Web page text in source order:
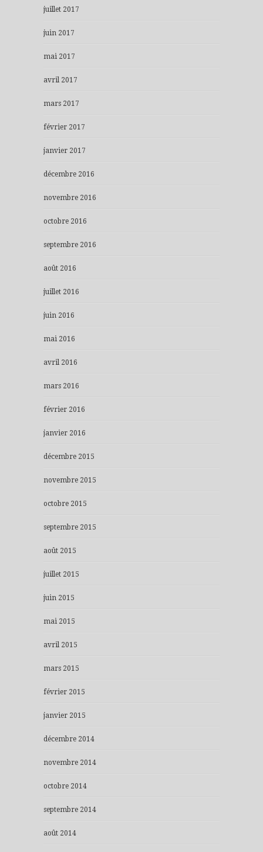
juillet 2017
juin 2017
mai 2017
avril 2017
mars 2017
février 2017
janvier 2017
décembre 2016
novembre 2016
octobre 2016
septembre 2016
août 2016
juillet 2016
juin 2016
mai 2016
avril 2016
mars 2016
février 2016
janvier 2016
décembre 2015
novembre 2015
octobre 2015
septembre 2015
août 2015
juillet 2015
juin 2015
mai 2015
avril 2015
mars 2015
février 2015
janvier 2015
décembre 2014
novembre 2014
octobre 2014
septembre 2014
août 2014